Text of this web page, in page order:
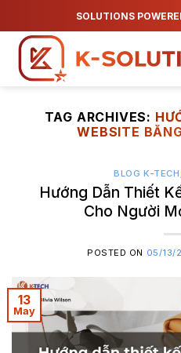
to
content
SOLUTIONS
TAG ARCHIVES:
WEBSITE
BLOG K-TECH
Hướng Dẫn Thiết
Cho Người
POSTED ON 05/13/
13
May